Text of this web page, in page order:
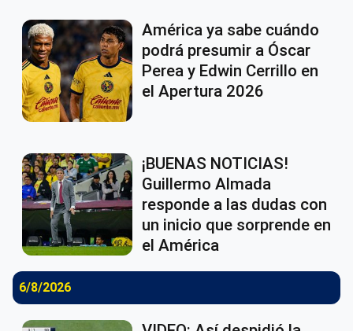
América ya sabe cuándo
podrá presumir a Óscar
Perea y Edwin Cerrillo en
el Apertura 2026
¡BUENAS NOTICIAS!
Guillermo Almada
responde a las dudas con
un inicio que sorprende en
el América
6/8/2026